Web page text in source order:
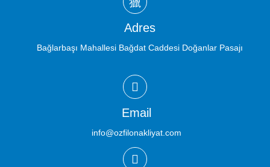
Adres
Bağlarbaşı Mahallesi Bağdat Caddesi Doğanlar Pasajı
Email
info@ozfilonakliyat.com